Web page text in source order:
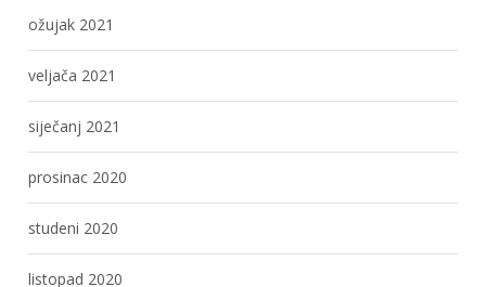
ožujak 2021
veljača 2021
siječanj 2021
prosinac 2020
studeni 2020
listopad 2020